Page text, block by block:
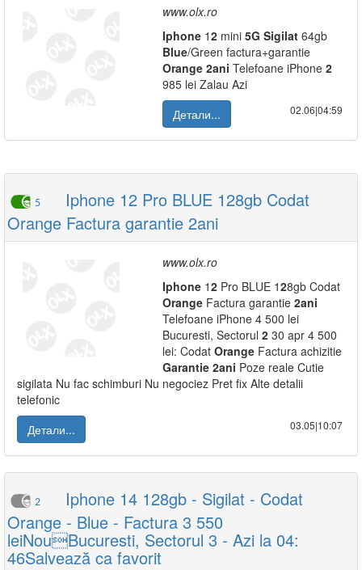
www.olx.ro
Iphone 12 mini 5G Sigilat 64gb
Blue/Green factura+garantie
Orange 2ani Telefoane iPhone 2
985 lei Zalau Azi
Детали...
02.06|04:59
5
Iphone 12 Pro BLUE 128gb Codat
Orange Factura garantie 2ani
www.olx.ro
Iphone 12 Pro BLUE 128gb Codat
Orange Factura garantie 2ani
Telefoane iPhone 4 500 lei
Bucuresti, Sectorul 2 30 apr 4 500
lei: Codat Orange Factura achizitie
Garantie 2ani Poze reale Cutie
sigilata Nu fac schimburi Nu negociez Pret fix Alte detalii
telefonic
Детали...
03.05|10:07
2
Iphone 14 128gb - Sigilat - Codat
Orange - Blue - Factura 3 550
leiNouBucuresti, Sectorul 3 - Azi la 04:
46Salvează ca favorit